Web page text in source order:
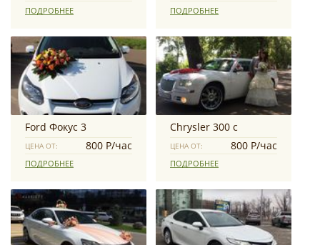
ПОДРОБНЕЕ ПОДРОБНЕЕ
Ford Фокус 3
ЦЕНА ОТ: 800 Р/час
ПОДРОБНЕЕ
Chrysler 300 с
ЦЕНА ОТ: 800 Р/час
ПОДРОБНЕЕ